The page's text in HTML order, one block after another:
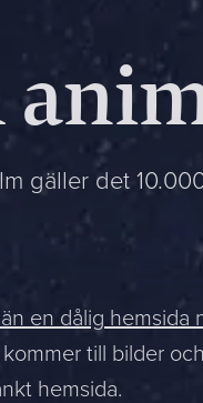
gäller det
en dålig hemsida
till bilder
hemsida.